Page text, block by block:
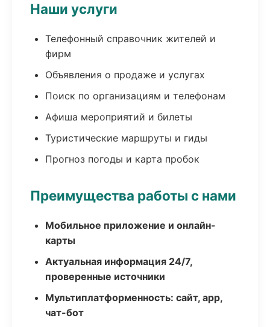
Наши услуги
Телефонный справочник жителей и
фирм
Объявления о продаже и услугах
Поиск по организациям и телефонам
Афиша мероприятий и билеты
Туристические маршруты и гиды
Прогноз погоды и карта пробок
Преимущества работы с нами
Мобильное приложение и онлайн-
карты
Актуальная информация 24/7,
проверенные источники
Мультиплатформенность: сайт, app,
чат-бот